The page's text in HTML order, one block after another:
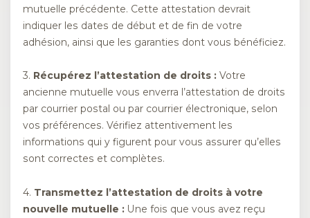
mutuelle précédente. Cette attestation devrait
indiquer les dates de début et de fin de votre
adhésion, ainsi que les garanties dont vous bénéficiez.
3. Récupérez l’attestation de droits : Votre
ancienne mutuelle vous enverra l’attestation de droits
par courrier postal ou par courrier électronique, selon
vos préférences. Vérifiez attentivement les
informations qui y figurent pour vous assurer qu’elles
sont correctes et complètes.
4. Transmettez l’attestation de droits à votre
nouvelle mutuelle : Une fois que vous avez reçu